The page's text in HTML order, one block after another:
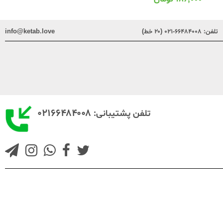
تلفن: ۶۶۴۸۴۰۰۸-۰۲۱ (۲۰ خط) info@ketab.love
تلفن پشتیبانی: ۰۲۱۶۶۴۸۴۰۰۸